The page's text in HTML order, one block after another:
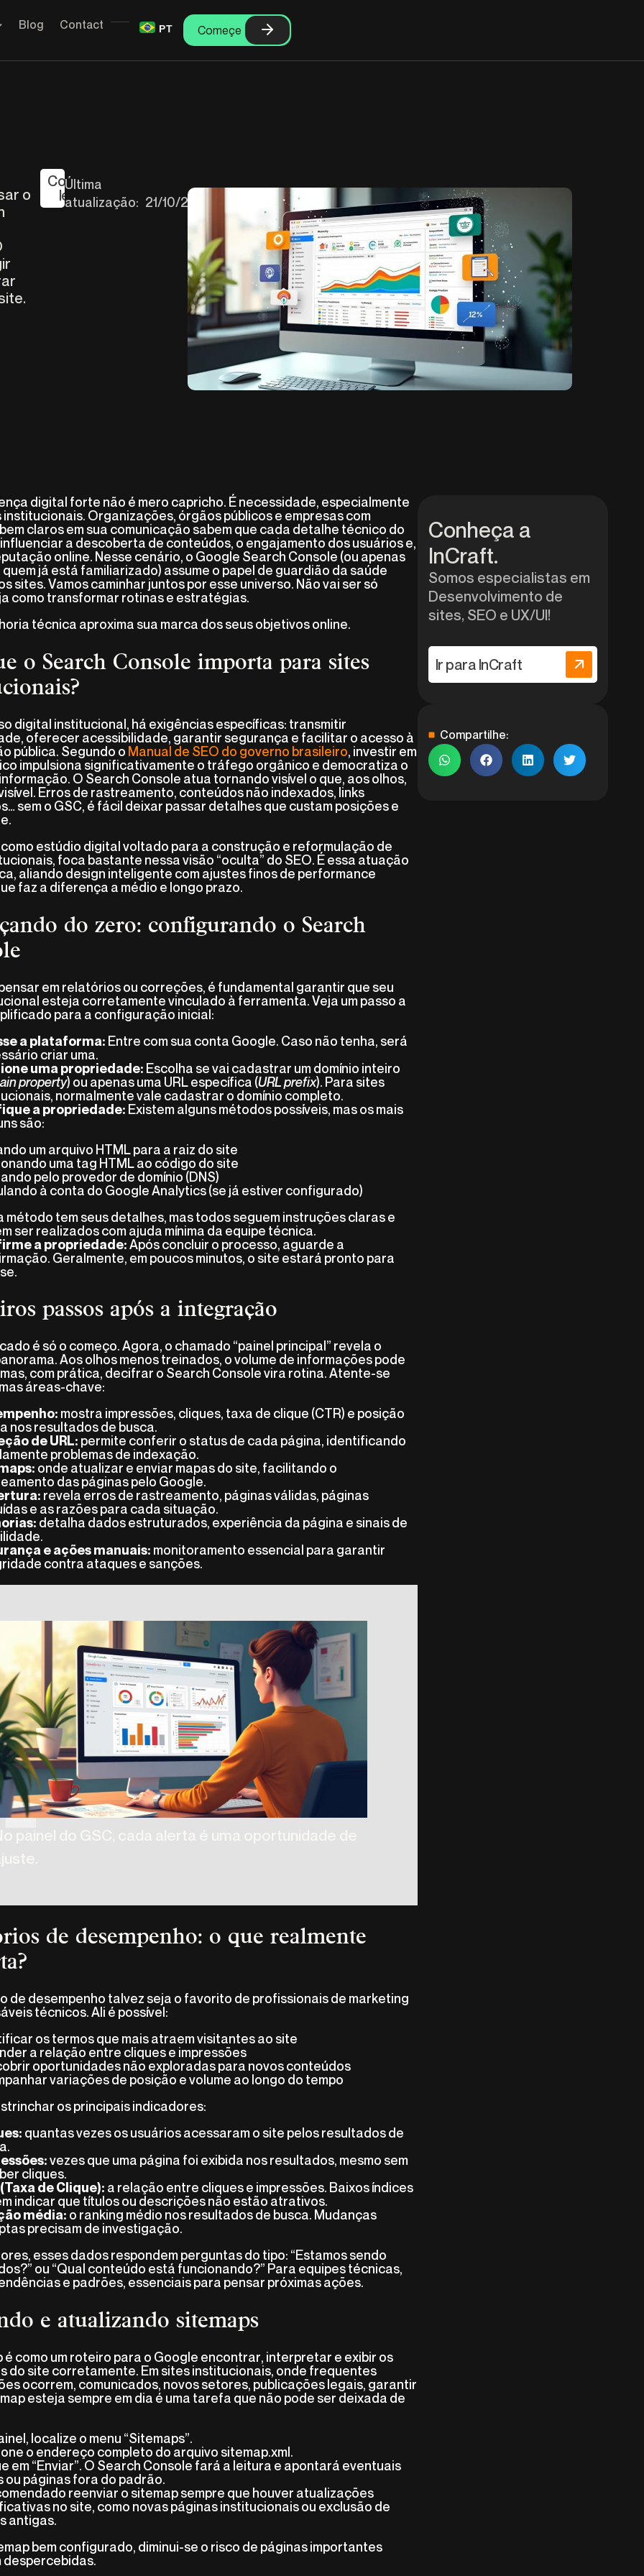
Blog Contact PT Começe
o
Continue
lendo
Última
atualização: 21/10/2025
digital forte não é mero capricho. É necessidade, especialmente
Organizações, órgãos públicos e empresas com
claros em sua comunicação sabem que cada detalhe técnico do
a descoberta de conteúdos, o engajamento dos usuários e,
online. Nesse cenário, o Google Search Console (ou apenas
quem já está familiarizado) assume o papel de guardião da saúde
sites. Vamos caminhar juntos por esse universo. Não vai ser só
como transformar rotinas e estratégias.
técnica aproxima sua marca dos seus objetivos online.
o Search Console importa para sites
digital institucional, há exigências específicas: transmitir
oferecer acessibilidade, garantir segurança e facilitar o acesso à
pública. Segundo o Manual de SEO do governo brasileiro, investir em
impulsiona significativamente o tráfego orgânico e democratiza o
O Search Console atua tornando visível o que, aos olhos,
Erros de rastreamento, conteúdos não indexados, links
sem o GSC, é fácil deixar passar detalhes que custam posições e
estúdio digital voltado para a construção e reformulação de
foca bastante nessa visão “oculta” do SEO. É essa atuação
aliando design inteligente com ajustes finos de performance
faz a diferença a médio e longo prazo.
do zero: configurando o Search
em relatórios ou correções, é fundamental garantir que seu
esteja corretamente vinculado à ferramenta. Veja um passo a
para a configuração inicial:
a plataforma: Entre com sua conta Google. Caso não tenha, será
criar uma.
uma propriedade: Escolha se vai cadastrar um domínio inteiro
property) ou apenas uma URL específica (URL prefix). Para sites
normalmente vale cadastrar o domínio completo.
a propriedade: Existem alguns métodos possíveis, mas os mais
são:
um arquivo HTML para a raiz do site
uma tag HTML ao código do site
pelo provedor de domínio (DNS)
à conta do Google Analytics (se já estiver configurado)
método tem seus detalhes, mas todos seguem instruções claras e
ser realizados com ajuda mínima da equipe técnica.
a propriedade:Após concluir o processo, aguarde a
Geralmente, em poucos minutos, o site estará pronto para
passos após a integração
é só o começo. Agora, o chamado “painel principal” revela o
Aos olhos menos treinados, o volume de informações pode
com prática, decifrar o Search Console vira rotina. Atente-se
áreas-chave:
mostra impressões, cliques, taxa de clique (CTR) e posição
nos resultados de busca.
de URL: permite conferir o status de cada página, identificando
problemas de indexação.
onde atualizar e enviar mapas do site, facilitando o
das páginas pelo Google.
revela erros de rastreamento, páginas válidas, páginas
e as razões para cada situação.
detalha dados estruturados, experiência da página e sinais de
e ações manuais: monitoramento essencial para garantir
contra ataques e sanções.
de desempenho: o que realmente
de desempenho talvez seja o favorito de profissionais de marketing
técnicos. Ali é possível:
os termos que mais atraem visitantes ao site
a relação entre cliques e impressões
oportunidades não exploradas para novos conteúdos
variações de posição e volume ao longo do tempo
os principais indicadores:
quantas vezes os usuários acessaram o site pelos resultados de
vezes que uma página foi exibida nos resultados, mesmo sem
cliques.
de Clique): a relação entre cliques e impressões. Baixos índices
indicar que títulos ou descrições não estão atrativos.
média: o ranking médio nos resultados de busca. Mudanças
precisam de investigação.
esses dados respondem perguntas do tipo: “Estamos sendo
ou “Qual conteúdo está funcionando?” Para equipes técnicas,
e padrões, essenciais para pensar próximas ações.
e atualizando sitemaps
é como um roteiro para o Google encontrar, interpretar e exibir os
do site corretamente. Em sites institucionais, onde frequentes
ocorrem, comunicados, novos setores, publicações legais, garantir
esteja sempre em dia é uma tarefa que não pode ser deixada de
localize o menu “Sitemaps”.
o endereço completo do arquivo sitemap.xml.
em “Enviar”. O Search Console fará a leitura e apontará eventuais
ou páginas fora do padrão.
reenviar o sitemap sempre que houver atualizações
no site, como novas páginas institucionais ou exclusão de
antigas.
bem configurado, diminui-se o risco de páginas importantes
despercebidas.
Conheça a
InCraft.
Somos especialistas em
Desenvolvimento de
sites, SEO e UX/UI!
Ir para InCraft
Compartilhe: